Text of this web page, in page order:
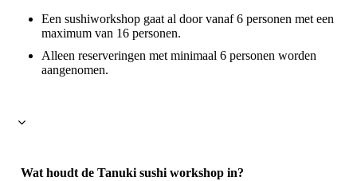
Een sushiworkshop gaat al door vanaf 6 personen met een
maximum van 16 personen.
Alleen reserveringen met minimaal 6 personen worden
aangenomen.
Wat houdt de Tanuki sushi workshop in?